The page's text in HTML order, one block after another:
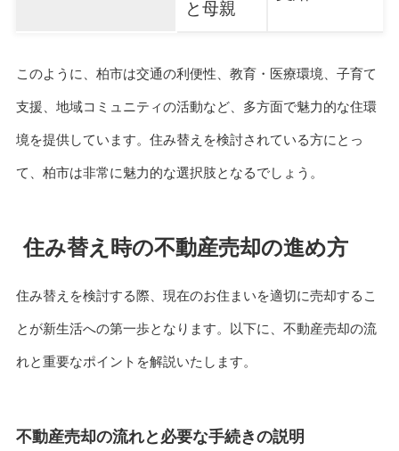
と母親
このように、柏市は交通の利便性、教育・医療環境、子育て
支援、地域コミュニティの活動など、多方面で魅力的な住環
境を提供しています。住み替えを検討されている方にとっ
て、柏市は非常に魅力的な選択肢となるでしょう。
住み替え時の不動産売却の進め方
住み替えを検討する際、現在のお住まいを適切に売却するこ
とが新生活への第一歩となります。以下に、不動産売却の流
れと重要なポイントを解説いたします。
不動産売却の流れと必要な手続きの説明